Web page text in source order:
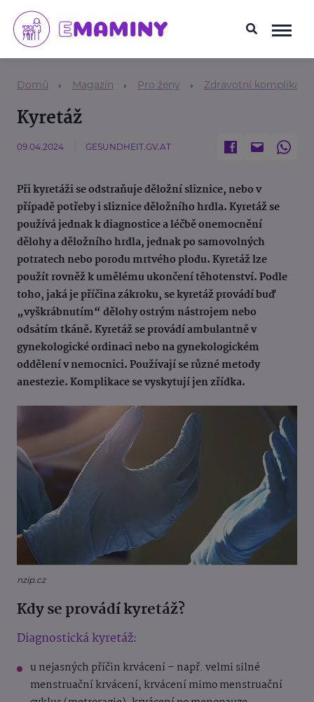
Domů Magazín Pro ženy Zdravotní komplikace
Kyretáž
09.04.2024 GESUNDHEIT.GV.AT
Při kyretáži se odstraňuje děložní sliznice, nebo v
případě potřeby i sliznice děložního hrdla. Kyretáž se
používá jednak k diagnostice a léčbě onemocnění
dělohy a děložního hrdla, jednak po samovolných
potratech nebo porodu mrtvého plodu. Kyretáž lze
použít rovněž k umělému ukončení těhotenství. Podle
toho, jaká je příčina zákroku, se kyretáž provádí buď
„vyškrábnutím“ dělohy ostrým nástrojem nebo
odsátím tkáně. Kyretáž se provádí ambulantně v
gynekologické ordinaci nebo na gynekologickém
oddělení v nemocnici. Používají se různé metody
anestezie. Komplikace se vyskytují jen zřídka.
nzip.cz
Kdy se provádí kyretáž?
Diagnostická kyretáž:
u nejasných příčin krvácení – např. velmi silné
menstruační krvácení, krvácení mimo menstruační